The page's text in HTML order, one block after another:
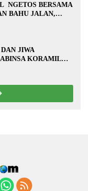
NGETOS BERSAMA
BAHU JALAN,
JIWA
KORAMIL